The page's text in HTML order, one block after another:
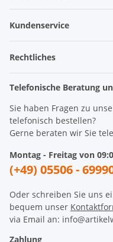
Kundenservice
Rechtliches
Telefonische Beratung
Sie haben Fragen zu
telefonisch bestellen?
Gerne beraten wir Sie
Montag - Freitag von
(+49) 05506 -
Oder schreiben Sie uns
bequem unser
via Email an:
Zahlung